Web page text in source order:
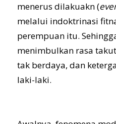
menerus dilakuakn (
melalui indoktrinasi
perempuan itu.
menimbulkan rasa
tak berdaya, dan
laki-laki.